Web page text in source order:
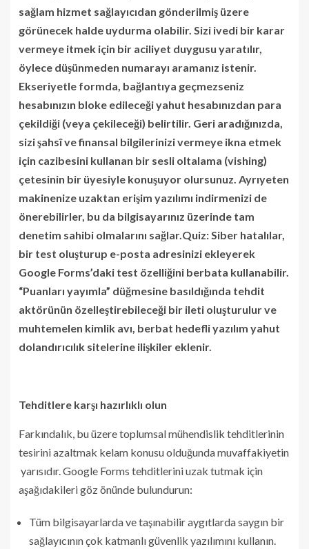
sağlam hizmet sağlayıcıdan gönderilmiş üzere
görünecek halde uydurma olabilir. Sizi ivedi bir karar
vermeye itmek için bir aciliyet duygusu yaratılır,
öylece düşünmeden numarayı aramanız istenir.
Ekseriyetle formda, bağlantıya geçmezseniz
hesabınızın bloke edileceği yahut hesabınızdan para
çekildiği (veya çekileceği) belirtilir. Geri aradığınızda,
sizi şahsî ve finansal bilgilerinizi vermeye ikna etmek
için cazibesini kullanan bir sesli oltalama (vishing)
çetesinin bir üyesiyle konuşuyor olursunuz. Ayrıyeten
makinenize uzaktan erişim yazılımı indirmenizi de
önerebilirler, bu da bilgisayarınız üzerinde tam
denetim sahibi olmalarını sağlar.Quiz: Siber hatalılar,
bir test oluşturup e-posta adresinizi ekleyerek
Google Forms’daki test özelliğini berbata kullanabilir.
“Puanları yayımla” düğmesine basıldığında tehdit
aktörünün özelleştirebileceği bir ileti oluşturulur ve
muhtemelen kimlik avı, berbat hedefli yazılım yahut
dolandırıcılık sitelerine ilişkiler eklenir.
Tehditlere karşı hazırlıklı olun
Farkındalık, bu üzere toplumsal mühendislik tehditlerinin
tesirini azaltmak kelam konusu olduğunda muvaffakiyetin
yarısıdır. Google Forms tehditlerini uzak tutmak için
aşağıdakileri göz önünde bulundurun:
Tüm bilgisayarlarda ve taşınabilir aygıtlarda saygın bir
sağlayıcının çok katmanlı güvenlik yazılımını kullanın.